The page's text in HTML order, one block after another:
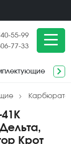
55-99
77-33
Крот